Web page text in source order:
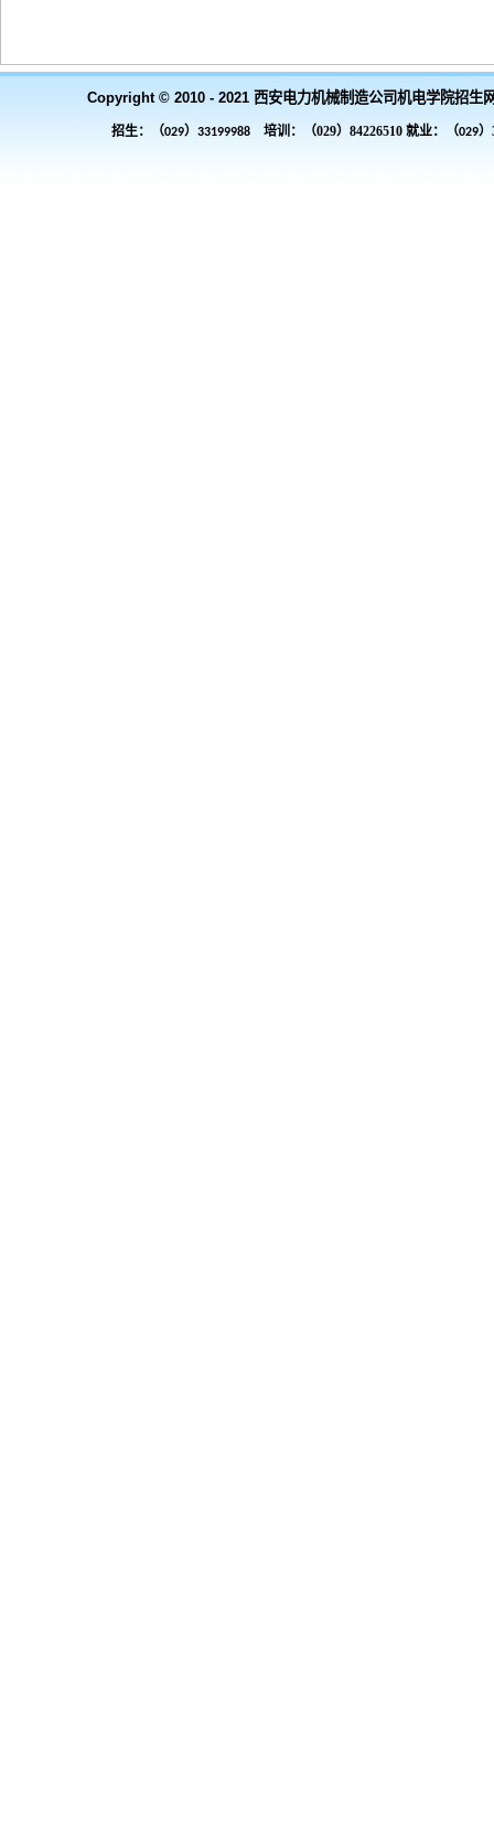
Copyright © 2010 - 2021 西安电力机械制造公司机电学院招生
招生：（029） 33199988 培训：（029）84226510 就业：（029）